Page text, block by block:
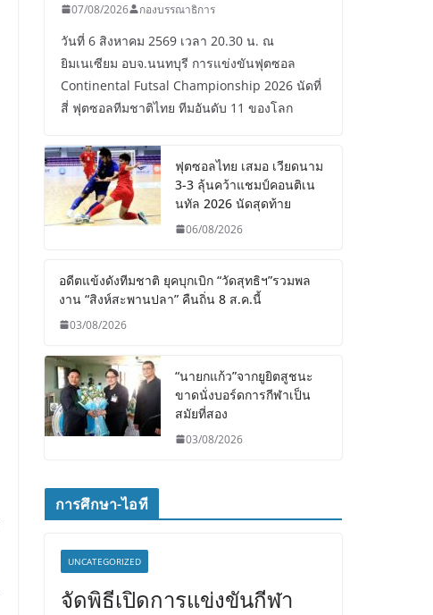
07/08/2026 กองบรรณาธิการ
วันที่ 6 สิงหาคม 2569 เวลา 20.30 น. ณ
ยิมเนเซียม อบจ.นนทบุรี การแข่งขันฟุตซอล
Continental Futsal Championship 2026 นัดที่
สี่ ฟุตซอลทีมชาติไทย ทีมอันดับ 11 ของโลก
ฟุตซอลไทย เสมอ เวียดนาม
3-3 ลุ้นคว้าแชมป์คอนติเน
นทัล 2026 นัดสุดท้าย
06/08/2026
อดีตแข้งดังทีมชาติ ยุคบุกเบิก “วัดสุทธิฯ”รวมพล
งาน “สิงห์สะพานปลา” คืนถิ่น 8 ส.ค.นี้
03/08/2026
“นายกแก้ว”จากยูยิตสูชนะ
ขาดนั่งบอร์ดการกีฬาเป็น
สมัยที่สอง
03/08/2026
การศึกษา-ไอที
UNCATEGORIZED
จัดพิธีเปิดการแข่งขันกีฬา